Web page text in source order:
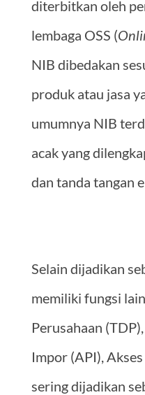
diterbitkan oleh
lembaga OSS (
NIB dibedakan
produk atau jasa
umumnya NIB
acak yang
dan tanda tangan
Selain dijadikan
memiliki fungsi
Perusahaan
Impor (API),
sering dijadikan